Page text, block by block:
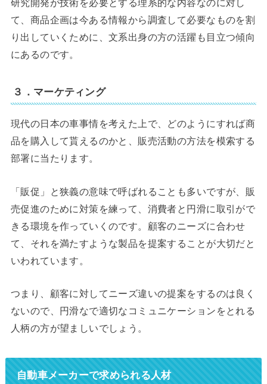
研究開発が技術を必要とする理系的な内容なのに対し
て、商品企画は今ある情報から調査して必要なものを割
り出していくために、文系出身の方の活躍も目立つ傾向
にあるのです。
３．マーケティング
現代の日本の車事情を考えた上で、どのようにすれば商
品を購入して貰えるのかと、販売活動の方法を模索する
部署に当たります。
「販促」と狭義の意味で呼ばれることも多いですが、販
売促進のために対策を練って、消費者と円滑に取引がで
きる環境を作っていくのです。顧客のニーズに合わせ
て、それを満たすような製品を提案することが大切だと
いわれています。
つまり、顧客に対してニーズ違いの提案をするのは良く
ないので、円滑なで適切なコミュニケーションをとれる
人柄の方が望ましいでしょう。
自動車メーカーで求められる人材